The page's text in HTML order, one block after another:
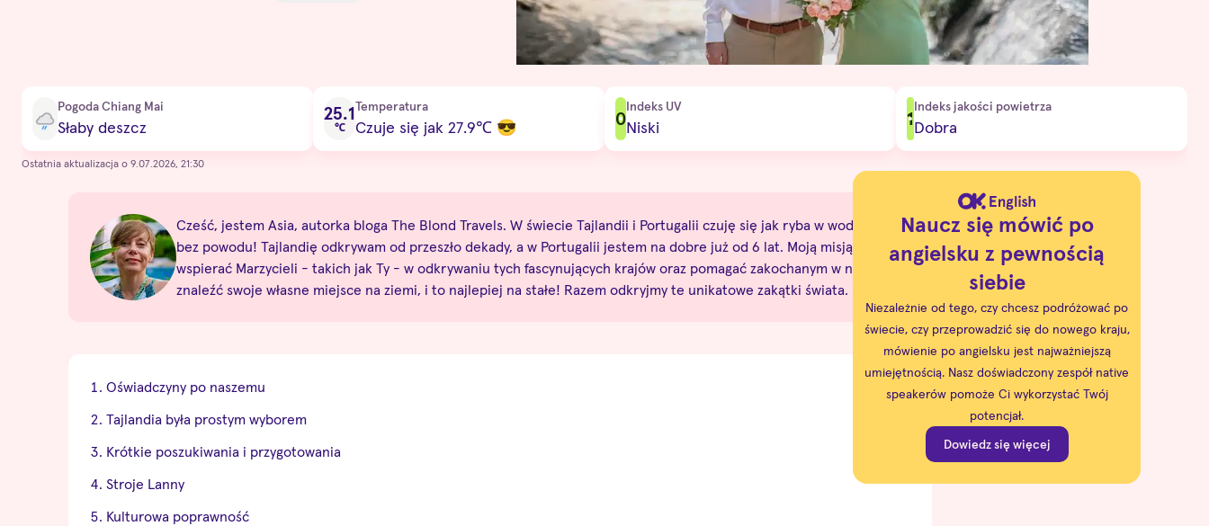
Pogoda Chiang Mai
Słaby deszcz
25.1
℃
Temperatura
Czuje się jak 27.9℃ 😎 0
Indeks UV
Niski 1
Indeks jakości powietrza
Dobra
Ostatnia aktualizacja o 9.07.2026, 21:30
Cześć, jestem Asia, autorka bloga The Blond Travels. W świecie Tajlandii i Portugalii czuję się jak ryba w wodzie - nie
bez powodu! Tajlandię odkrywam od przeszło dekady, a w Portugalii jestem na dobre już od 6 lat. Moją misją jest
wspierać Marzycieli - takich jak Ty - w odkrywaniu tych fascynujących krajów oraz pomagać zakochanym w nich
znaleźć swoje własne miejsce na ziemi, i to najlepiej na stałe! Razem odkryjmy te unikatowe zakątki świata.
Oświadczyny po naszemu
Tajlandia była prostym wyborem
Krótkie poszukiwania i przygotowania
Stroje Lanny
Kulturowa poprawność
Naucz się mówić po
angielsku z pewnością
siebie
Niezależnie od tego, czy chcesz podróżować po
świecie, czy przeprowadzić się do nowego kraju,
mówienie po angielsku jest najważniejszą
umiejętnością. Nasz doświadczony zespół native
speakerów pomoże Ci wykorzystać Twój
potencjał.
Dowiedz się więcej